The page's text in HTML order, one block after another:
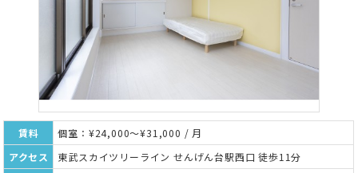
賃料
個室：¥24,000～¥31,000 / 月
アクセス
東武スカイツリーライン せんげん台駅西口 徒歩11分